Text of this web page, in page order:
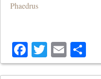
Phaedrus
Facebook
Twitter
Email